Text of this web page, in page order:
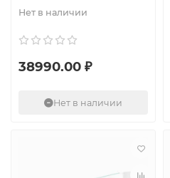
Нет в наличии
38990.00 ₽
Нет в наличии